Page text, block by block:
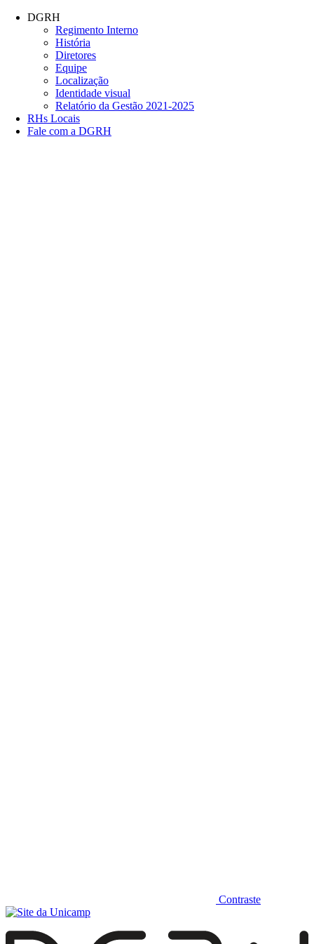
Conteúdo principal
DGRH
Regimento Interno
História
Diretores
Equipe
Localização
Identidade visual
Relatório da Gestão 2021-2025
RHs Locais
Fale com a DGRH
Contraste